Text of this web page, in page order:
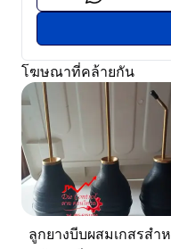
โฆษณาที่คล้ายกัน